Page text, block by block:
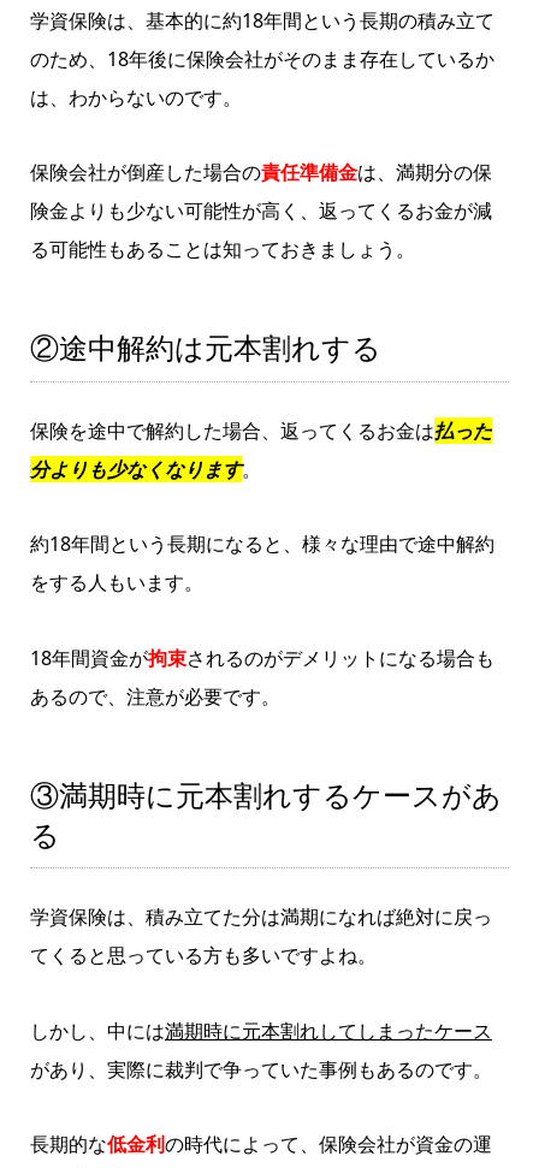
学資保険は、基本的に約18年間という長期の積み立て
のため、 18年後に保険会社がそのまま存在しているか
は、わからないのです。
保険会社が倒産した場合の責任準備金は、満期分の保
険金よりも少ない可能性が高く、返ってくるお金が減
る可能性もあることは知っておきましょう。
②途中解約は元本割れする
保険を途中で解約した場合、返ってくるお金は払った
分よりも少なくなります。
約18年間という長期になると、様々な理由で途中解約
をする人もいます。
18年間資金が拘束されるのがデメリットになる場合も
あるので、注意が必要です。
③満期時に元本割れするケースがあ
る
学資保険は、積み立てた分は満期になれば絶対に戻っ
てくると思っている方も多いですよね。
しかし、中には満期時に元本割れしてしまったケース
があり、実際に裁判で争っていた事例もあるのです。
長期的な低金利の時代によって、保険会社が資金の運